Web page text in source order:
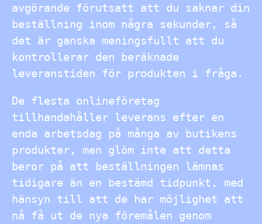
avgörande förutsatt att du saknar din
beställning inom några sekunder, så
det är ganska meningsfullt att du
kontrollerar den beräknade
leveranstiden för produkten i fråga.
De flesta onlineföretag
tillhandahåller leverans efter en
enda arbetsdag på många av butikens
produkter, men glöm inte att detta
beror på att beställningen lämnas
tidigare än en bestämd tidpunkt, med
hänsyn till att de har möjlighet att
nå få ut de nya föremålen genom